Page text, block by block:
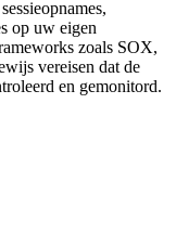
op uw eigen
zoals SOX,
vereisen dat de
en gemonitord.